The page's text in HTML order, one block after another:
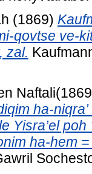
(1869)
qovtse ve-
zal.
ha-
Yisra’el poh
ha-hem